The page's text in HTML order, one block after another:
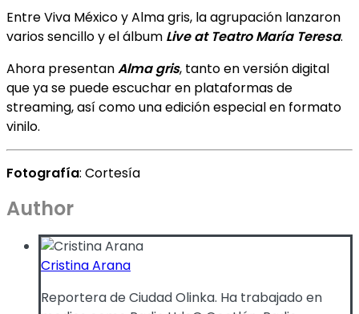
Entre Viva México y Alma gris, la agrupación lanzaron
varios sencillo y el álbum Live at Teatro María Teresa.
Ahora presentanAlma gris, tanto en versión digital
que ya se puede escuchar en plataformas de
streaming, así como una edición especial en formato
vinilo.
Fotografía: Cortesía
Author
Cristina Arana
Reportera de Ciudad Olinka. Ha trabajado en